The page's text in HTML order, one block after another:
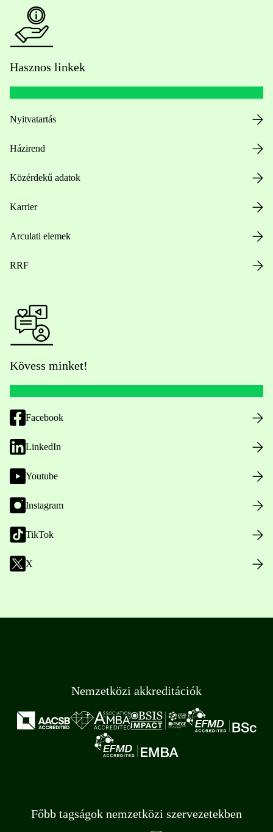
Hasznos linkek
Nyitvatartás
Házirend
Közérdekű adatok
Karrier
Arculati elemek
RRF
Kövess minket!
Facebook
LinkedIn
Youtube
Instagram
TikTok
X
Nemzetközi akkreditációk
Főbb tagságok nemzetközi szervezetekben